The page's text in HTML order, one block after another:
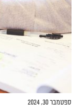
ספטמבר 30, 2024